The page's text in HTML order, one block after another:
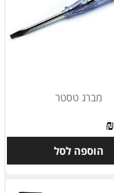
מברג טסטר
₪
הוספה לסל